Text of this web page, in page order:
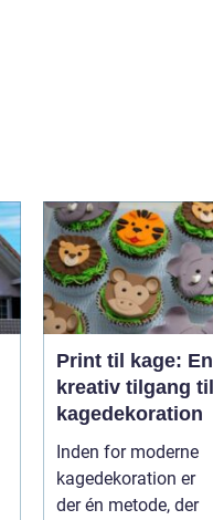
Print til kage: En
kreativ tilgang til
kagedekoration
Inden for moderne
kagedekoration er
der én metode, der